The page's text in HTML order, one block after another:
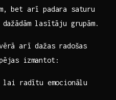
bet arī padara saturu
lasītāju grupām.
⁢arī dažas radošas
izmantot:
lai radītu emocionālu